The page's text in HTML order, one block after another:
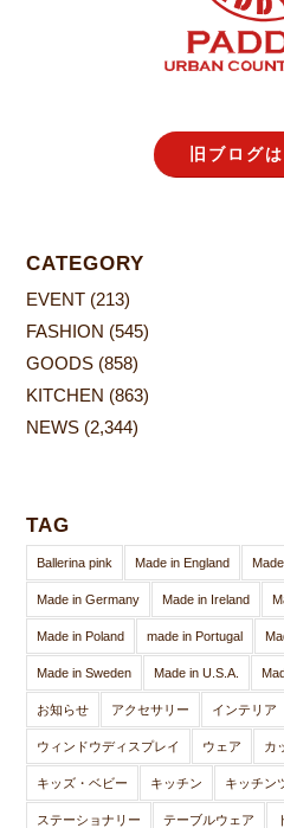
旧ブログ
CATEGORY
EVENT (213)
FASHION (545)
GOODS (858)
KITCHEN (863)
NEWS (2,344)
TAG
Ballerina pink Made in England
Made in Germany Made in Ireland
Made in Poland made in Portugal
Made in Sweden Made in U.S.A.
お知らせ アクセサリー インテリア
ウィンドウディスプレイ ウェア カ
キッズ・ベビー キッチン キッチン
ステーショナリー テーブルウェア